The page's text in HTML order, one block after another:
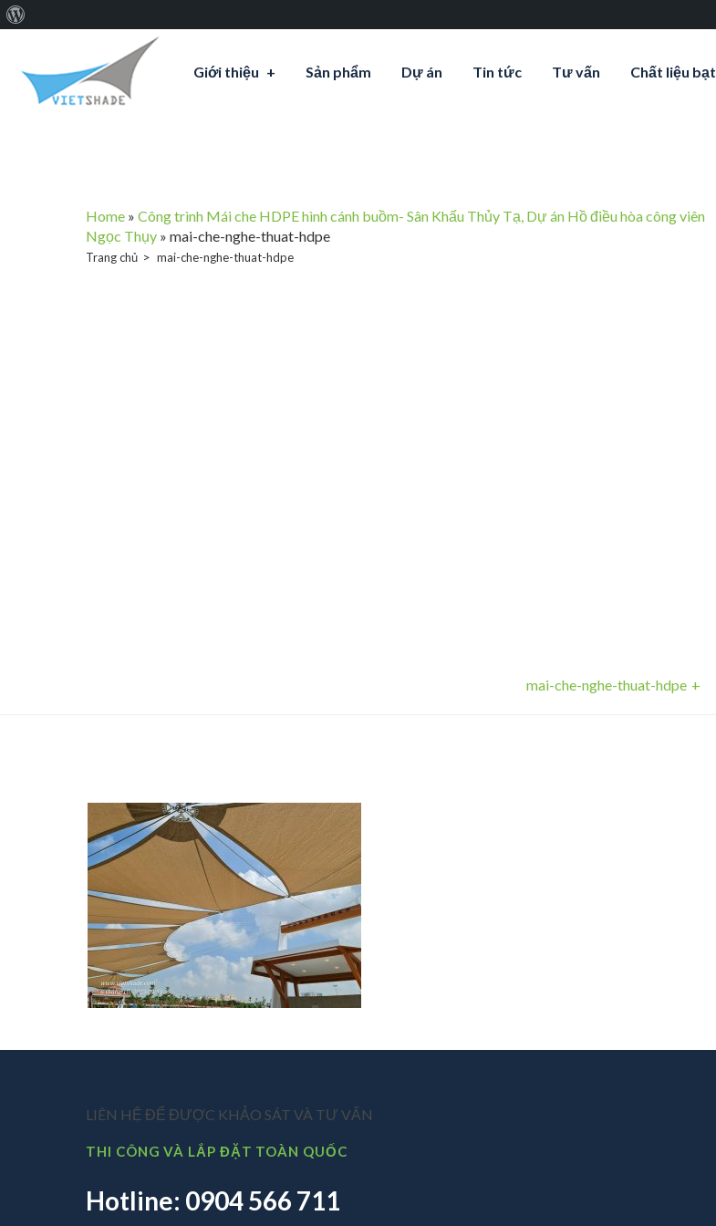
Giới thiệu Sản phẩm Dự án Tin tức Tư vấn Chất liệu bạt
Home »Công trình Mái che HDPE hình cánh buồm- Sân Khấu Thủy Tạ, Dự án Hồ điều hòa công viên
Ngọc Thụy »mai-che-nghe-thuat-hdpe
Trang chủ mai-che-nghe-thuat-hdpe
mai-che-nghe-thuat-hdpe
LIÊN HỆ ĐỂ ĐƯỢC KHẢO SÁT VÀ TƯ VẤN
THI CÔNG VÀ LẮP ĐẶT TOÀN QUỐC
Hotline: 0904 566 711
về
WordPress